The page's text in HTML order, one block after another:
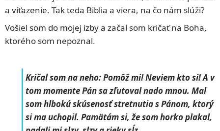
a víťazenie. Tak teda Biblia a viera, na čo nám slúži?
Vošiel som do mojej izby a začal som kričať na Boha,
ktorého som nepoznal.
Kričal som na neho: Pomôž mi! Neviem kto si! A v
tom momente Pán sa zľutoval nado mnou. Mal
som hlbokú skúsenosť stretnutia s Pánom, ktorý
si ma uchopil. Pamätám si, že som horko plakal,